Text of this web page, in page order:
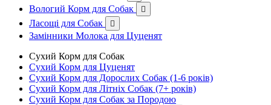
Вологий Корм для Собак 
Ласощі для Собак 
Замінники Молока для Цуценят
Сухий Корм для Собак
Сухий Корм для Цуценят
Сухий Корм для Дорослих Собак (1-6 років)
Сухий Корм для Літніх Собак (7+ років)
Сухий Корм для Собак за Породою